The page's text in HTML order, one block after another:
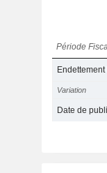
Période
Endettement
Variation
Date de